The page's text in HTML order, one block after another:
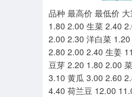
品种 最高价 最低价
1.80 2.00 生菜 2.40
2.00 2.30 洋白菜
2.80 2.00 2.40 生姜
豆芽 2.20 1.80 2.00
3.10 黄瓜 3.00 2.60
4.40 荷兰豆 12.00